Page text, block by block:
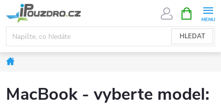
na
obsah
HLEDAT
NÁKUPNÍ
KOŠÍK
MacBook - vyberte model: